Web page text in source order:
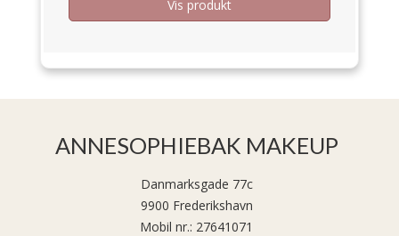
Vis produkt
ANNESOPHIEBAK MAKEUP
Danmarksgade 77c
9900 Frederikshavn
Mobil nr.: 27641071